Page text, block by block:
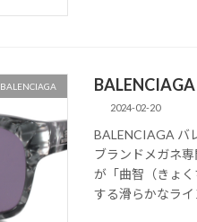
BALENCIAGA
2024-02-20
BALENCIAGA バ
ブランドメガネ
が「曲智（きょ
する滑らかなライ